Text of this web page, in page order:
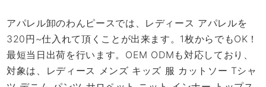
アパレル卸のわんピースでは、レディース アパレルを
320円~仕入れて頂くことが出来ます。1枚からでもOK！
最短当日出荷を行います。OEM ODMも対応しており、
対象は、レディース メンズ キッズ 服 カットソー Tシャ